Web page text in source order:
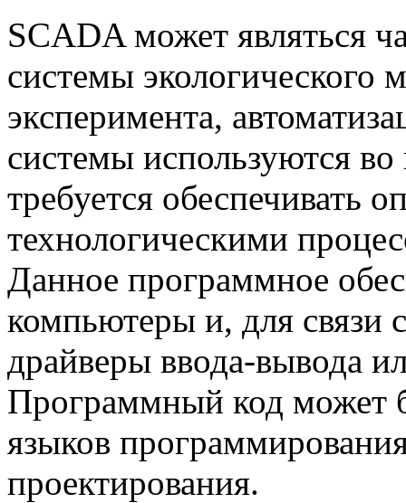
SCADA может
системы экологического
эксперимента,
системы используются во
требуется обеспечивать
технологическими
Данное программное
компьютеры и, для связи
драйверы ввода-вывода
Программный код может
языков
проектирования.